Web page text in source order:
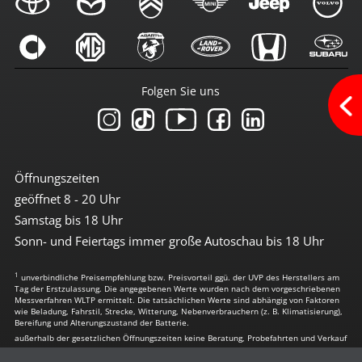
3te Bremsleuchte
6x Airbag
Abstandswarnsystem
Antiblockiersystem
Beifahrerairbag abschaltbar
Berganfahrhilfe
Bremsassistent
Freisprechanlage
Geschwindigkeit-Begrenzungsanlage
ISOFIX Kindersitzvorrüstung
LED Heckleuchten
LED-Scheinwerfer
LED-Tagfahrlicht
Lichtsensor
Müdigkeitserkennung
Notrufassistent
Reifendruckkontrolle
Spurhalte-Assistent
Öffnungszeiten
geöffnet 8 - 20 Uhr
Samstag bis 18 Uhr
Sonn- und Feiertags immer große Autoschau bis 18 Uhr
Folgen Sie uns
1 unverbindliche Preisempfehlung bzw. Preisvorteil ggü. der UVP des Herstellers am
Tag der Erstzulassung. Die angegebenen Werte wurden nach dem vorgeschriebenen
Messverfahren WLTP ermittelt. Die tatsächlichen Werte sind abhängig von Faktoren
wie Beladung, Fahrstil, Strecke, Witterung, Nebenverbrauchern (z. B. Klimatisierung),
Bereifung und Alterungszustand der Batterie.
außerhalb der gesetzlichen Öffnungszeiten keine Beratung, Probefahrten und Verkauf